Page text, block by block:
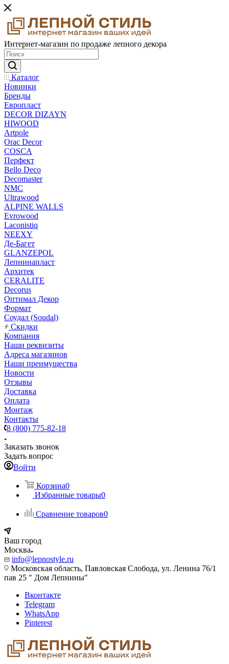
Интернет-магазин по продаже лепного декора
Каталог
Новинки
Бренды
Европласт
DECOR DIZAYN
HIWOOD
Artpole
Orac Decor
COSCA
Перфект
Bello Deco
Decomaster
NMС
Ultrawood
ALPINE WALLS
Evrowood
Laconistiq
NEEXY
Де-Багет
GLANZEPOL
Лепнинапласт
Архитек
CERALITE
Decorus
Оптимал Декор
Формат
Соудал (Soudal)
Скидки
Компания
Наши реквизиты
Адреса магазинов
Наши преимущества
Новости
Отзывы
Доставка
Оплата
Монтаж
Контакты
8 (800) 775-82-18
Заказать звонок
Задать вопрос
Войти
Корзина0
Избранные товары0
Сравнение товаров0
Ваш город
Москва
info@lepnostyle.ru
Московская область, Павловская Слобода, ул. Ленина 76/1
пав 25 " Дом Лепнины"
Вконтакте
Telegram
WhatsApp
Pinterest